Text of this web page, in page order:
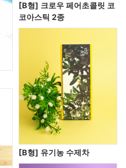
[B형] 크로우 페어초콜릿 코
코아스틱 2종
[B형] 유기농 수제차